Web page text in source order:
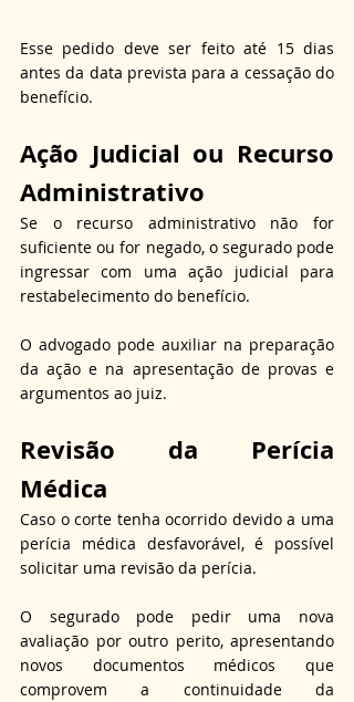
Esse pedido deve ser feito até 15 dias
antes da data prevista para a cessação do
benefício.
Ação Judicial ou Recurso
Administrativo
Se o recurso administrativo não for
suficiente ou for negado, o segurado pode
ingressar com uma ação judicial para
restabelecimento do benefício.
O advogado pode auxiliar na preparação
da ação e na apresentação de provas e
argumentos ao juiz.
Revisão da Perícia
Médica
Caso o corte tenha ocorrido devido a uma
perícia médica desfavorável, é possível
solicitar uma revisão da perícia.
O segurado pode pedir uma nova
avaliação por outro perito, apresentando
novos documentos médicos que
comprovem a continuidade da